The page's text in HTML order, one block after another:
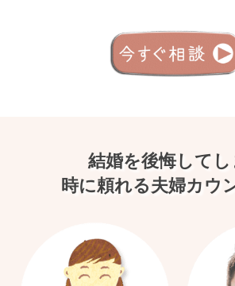
結婚を後悔してし
時に頼れる夫婦カウ